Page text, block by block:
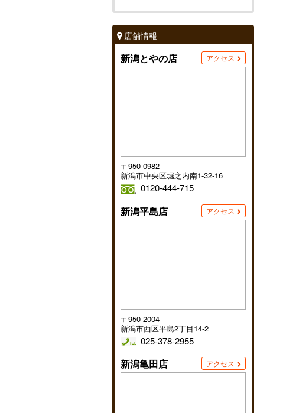
店舗情報
新潟とやの店 アクセス
〒950-0982
新潟市中央区堀之内南1-32-16
0120-444-715
新潟平島店 アクセス
〒950-2004
新潟市西区平島2丁目14-2
025-378-2955
新潟亀田店 アクセス